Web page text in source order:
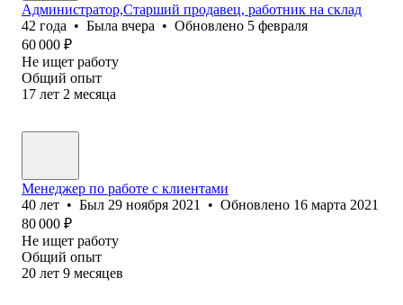
Администратор,Старший продавец, работник на склад
42 года • Была вчера • Обновлено 5 февраля
60 000 ₽
Не ищет работу
Общий опыт
17 лет 2 месяца
Менеджер по работе с клиентами
40 лет • Был 29 ноября 2021 • Обновлено 16 марта 2021
80 000 ₽
Не ищет работу
Общий опыт
20 лет 9 месяцев